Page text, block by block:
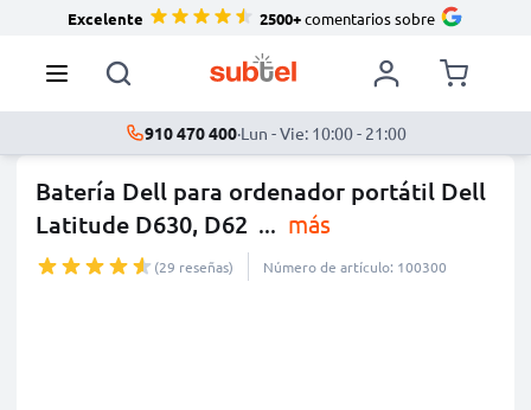
Excelente 2500+comentarios sobre
910 470 400·Lun - Vie: 10:00 - 21:00
Batería Dell para ordenador portátil Dell
Latitude D630, D62 ... más
(29 reseñas) Número de artículo: 100300